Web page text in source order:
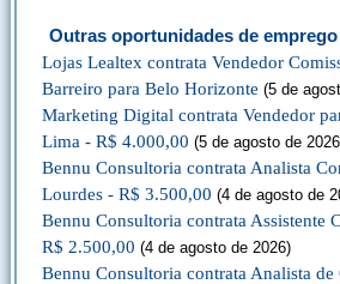
Outras oportunidades de
Lojas Lealtex contrata Vendedor
Barreiro para Belo Horizonte (5 de
Marketing Digital contrata Vendedor
Lima - R$ 4.000,00 (5 de agosto de
Bennu Consultoria contrata Analista
Lourdes - R$ 3.500,00 (4 de agosto de
Bennu Consultoria contrata Assistente
R$ 2.500,00 (4 de agosto de 2026)
Bennu Consultoria contrata Analista de